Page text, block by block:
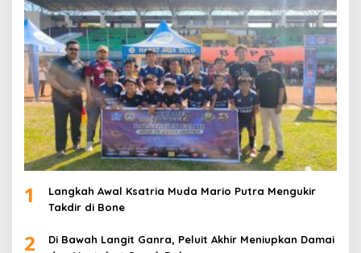
1
Langkah Awal Ksatria Muda Mario Putra Mengukir
Takdir di Bone
2
Di Bawah Langit Ganra, Peluit Akhir Meniupkan Damai